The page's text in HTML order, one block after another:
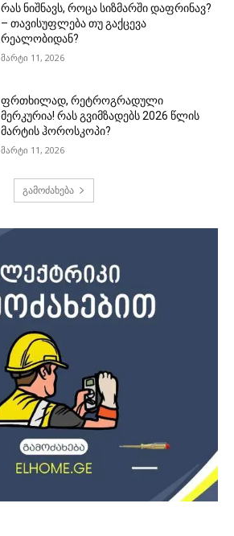
რას ნიშნავს, როცა სიზმარში დაფრინავ?
– თავისუფლება თუ გაქცევა
რეალობიდან?
მარტი 11, 2026
ფრთხილად, რეტროგრადული
მერკურია! რას გვიმზადებს 2026 წლის
მარტის ჰოროსკოპი?
მარტი 11, 2026
გამოძახება